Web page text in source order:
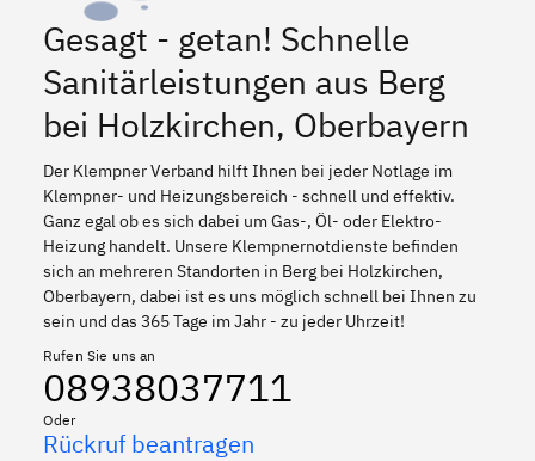
Gesagt - getan! Schnelle
Sanitärleistungen aus Berg
bei Holzkirchen, Oberbayern
Der Klempner Verband hilft Ihnen bei jeder Notlage im
Klempner- und Heizungsbereich - schnell und effektiv.
Ganz egal ob es sich dabei um Gas-, Öl- oder Elektro-
Heizung handelt. Unsere Klempnernotdienste befinden
sich an mehreren Standorten in Berg bei Holzkirchen,
Oberbayern, dabei ist es uns möglich schnell bei Ihnen zu
sein und das 365 Tage im Jahr - zu jeder Uhrzeit!
Rufen Sie uns an
08938037711
Oder
Rückruf beantragen